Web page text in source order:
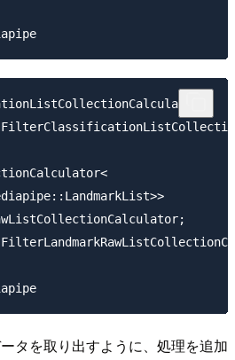
タを取り出すように、処理を追加